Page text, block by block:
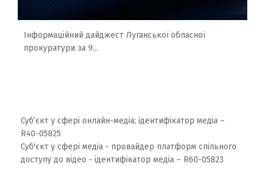
Інформаційний дайджест Луганської обласної
прокуратури за 9...
Суб’єкт у сфері онлайн-медіа; ідентифікатор медіа –
R40-05825
Суб'єкт у сфері медіа - провайдер платформ спільного
доступу до відео - ідентифікатор медіа – R60-05823